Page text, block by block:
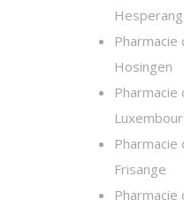
Pharmacie
Hosingen
Pharmacie
Pharmacie
Frisange
Pharmacie